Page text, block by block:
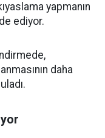
yapmanın
ediyor.
daha